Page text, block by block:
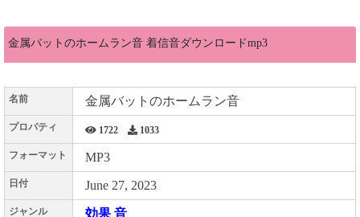
金属バットのホームラン音 着信音ダウンロードmp3
名前 金属バットのホームラン音
プロパティ 1722 1033
フォーマット MP3
日付 June 27, 2023
ジャンル 効果 音